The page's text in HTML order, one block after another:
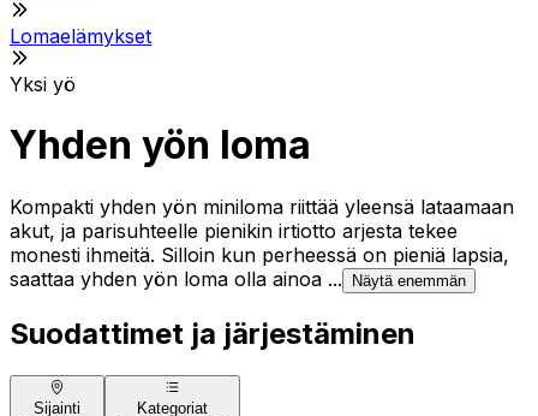
Lomaelämykset
Yksi yö
Yhden yön loma
Kompakti yhden yön miniloma riittää yleensä lataamaan
akut, ja parisuhteelle pienikin irtiotto arjesta tekee
monesti ihmeitä. Silloin kun perheessä on pieniä lapsia,
saattaa yhden yön loma olla ainoa ...
Näytä enemmän
Suodattimet ja järjestäminen
Sijainti
Kategoriat